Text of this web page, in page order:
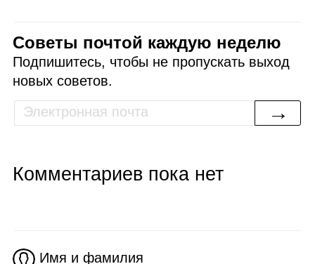
Советы почтой каждую неделю
Подпишитесь, чтобы не пропускать выход
новых советов.
→
Комментариев пока нет
Имя и фамилия